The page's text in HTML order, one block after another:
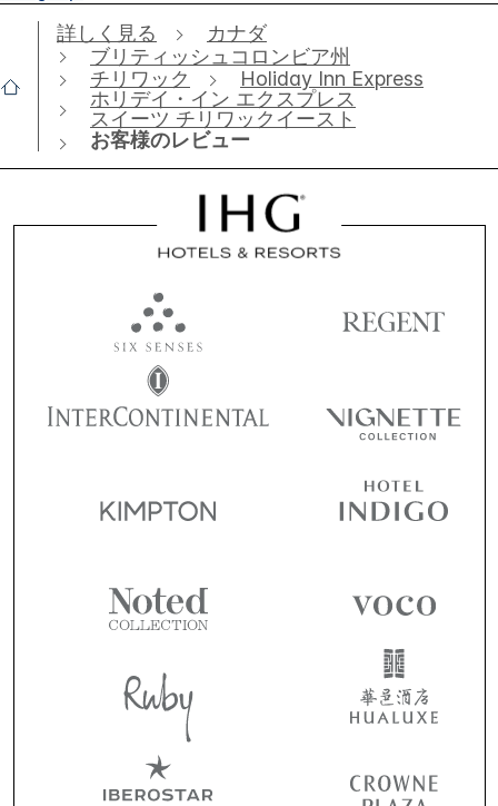
詳しく見る
カナダ
ブリティッシュコロンビア州
チリワック
Holiday Inn Express
ホリデイ・イン エクスプレス
スイーツ チリワックイースト
お客様のレビュー